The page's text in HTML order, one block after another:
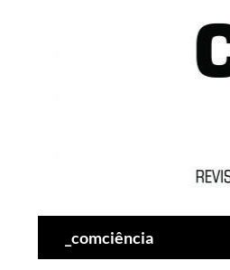
_comciência